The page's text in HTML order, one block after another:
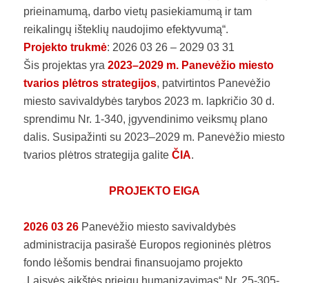
prieinamumą, darbo vietų pasiekiamumą ir tam
reikalingų išteklių naudojimo efektyvumą“.
Projekto trukmė: 2026 03 26 – 2029 03 31
Šis projektas yra 2023–2029 m. Panevėžio miesto
tvarios plėtros strategijos, patvirtintos Panevėžio
miesto savivaldybės tarybos 2023 m. lapkričio 30 d.
sprendimu Nr. 1-340, įgyvendinimo veiksmų plano
dalis. Susipažinti su 2023–2029 m. Panevėžio miesto
tvarios plėtros strategija galite ČIA.
PROJEKTO EIGA
2026 03 26Panevėžio miesto savivaldybės
administracija pasirašė Europos regioninės plėtros
fondo lėšomis bendrai finansuojamo projekto
„Laisvės aikštės prieigų humanizavimas“ Nr. 25-305-